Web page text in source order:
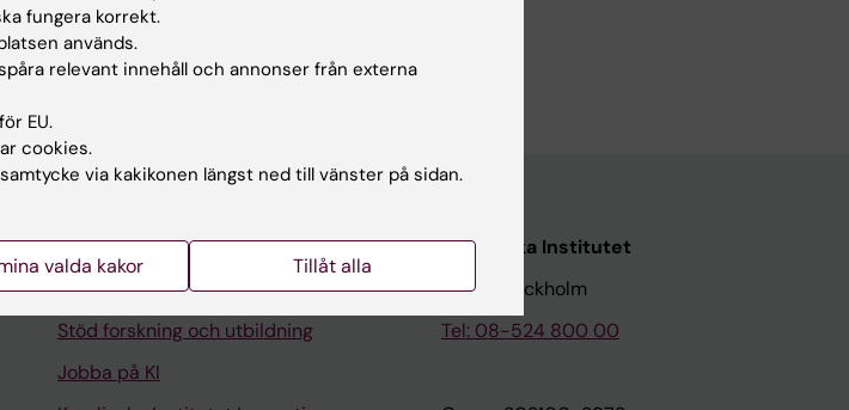
Kontakta och besök KI
Universitetsbiblioteket
Stöd forskning och utbildning
Jobba på KI
Karolinska Institutet
171 77 Stockholm
Tel: 08-524 800 00
fungera korrekt.
används.
relevant innehåll och annonser från externa
EU.
cookies.
via kakikonen längst ned till vänster på sidan.
valda kakor Tillåt alla